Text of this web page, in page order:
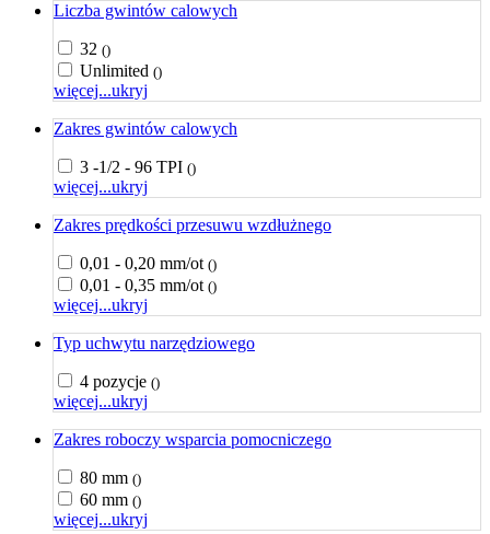
Liczba gwintów calowych
32 ()
Unlimited ()
więcej...ukryj
Zakres gwintów calowych
3 -1/2 - 96 TPI ()
więcej...ukryj
Zakres prędkości przesuwu wzdłużnego
0,01 - 0,20 mm/ot ()
0,01 - 0,35 mm/ot ()
więcej...ukryj
Typ uchwytu narzędziowego
4 pozycje ()
więcej...ukryj
Zakres roboczy wsparcia pomocniczego
80 mm ()
60 mm ()
więcej...ukryj